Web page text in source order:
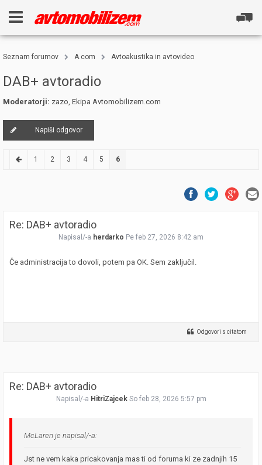
Seznam forumov A.com Avtoakustika in avtovideo
DAB+ avtoradio
Moderatorji: zazo, Ekipa Avtomobilizem.com
Napiši odgovor
1 2 3 4 5 6
Re: DAB+ avtoradio
Napisal/-a herdarko Pe feb 27, 2026 8:42 am
Če administracija to dovoli, potem pa OK. Sem zaključil.
Odgovori s citatom
Re: DAB+ avtoradio
Napisal/-a HitriZajcek So feb 28, 2026 5:57 pm
McLaren je napisal/-a:
Jst ne vem kaka pricakovanja mas ti od foruma ki ze zadnjih 15